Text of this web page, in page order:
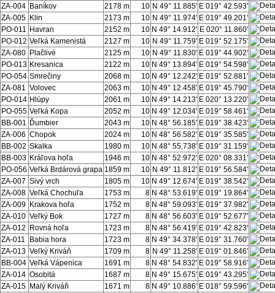
ZA-004 Baníkov 2178 m 10 N 49° 11.885' E 019° 42.593'
ZA-005 Klin 2173 m 10 N 49° 11.974' E 019° 49.201'
PO-011 Havran 2152 m 10 N 49° 14.912' E 020° 11.860'
PO-012 Veľká Kamenistá 2127 m 10 N 49° 11.759' E 019° 52.175'
ZA-080 Plačlivé 2125 m 10 N 49° 11.830' E 019° 44.902'
PO-013 Kresanica 2122 m 10 N 49° 13.894' E 019° 54.598'
PO-054 Smrečiny 2068 m 10 N 49° 12.242' E 019° 52.881'
ZA-081 Volovec 2063 m 10 N 49° 12.458' E 019° 45.790'
PO-014 Hlúpy 2061 m 10 N 49° 14.213' E 020° 13.220'
PO-055 Veľká Kopa 2052 m 10 N 49° 12.034' E 019° 58.461'
BB-001 Ďumbier 2043 m 10 N 48° 56.185' E 019° 38.423'
ZA-006 Chopok 2024 m 10 N 48° 56.582' E 019° 35.585'
BB-002 Skalka 1980 m 10 N 48° 55.738' E 019° 31.159'
BB-003 Kráľova hoľa 1946 m 10 N 48° 52.972' E 020° 08.331'
PO-056 Veľká Brdárová grapa 1859 m 10 N 49° 11.812' E 019° 56.584'
ZA-007 Sivý vrch 1805 m 10 N 49° 12.674' E 019° 38.542'
ZA-008 Veľká Chochuľa 1753 m 8 N 48° 53.619' E 019° 19.864'
ZA-009 Krakova hoľa 1752 m 8 N 48° 59.093' E 019° 37.982'
ZA-010 Veľký Bok 1727 m 8 N 48° 56.603' E 019° 52.677'
ZA-012
Rovná hoľa 1723 m 8 N 48° 56.419' E 019° 42.823'
ZA-011
Babia hora 1723 m 8 N 49° 34.378' E 019° 31.760'
ZA-013 Veľký Kriváň 1709 m 8 N 49° 11.258' E 019° 01.846'
BB-004 Veľká Vápenica 1691 m 8 N 48° 54.832' E 019° 58.916'
ZA-014 Osobitá 1687 m 8 N 49° 15.675' E 019° 43.295'
ZA-015 Malý Kriváň 1671 m 8 N 49° 10.886' E 018° 59.596'